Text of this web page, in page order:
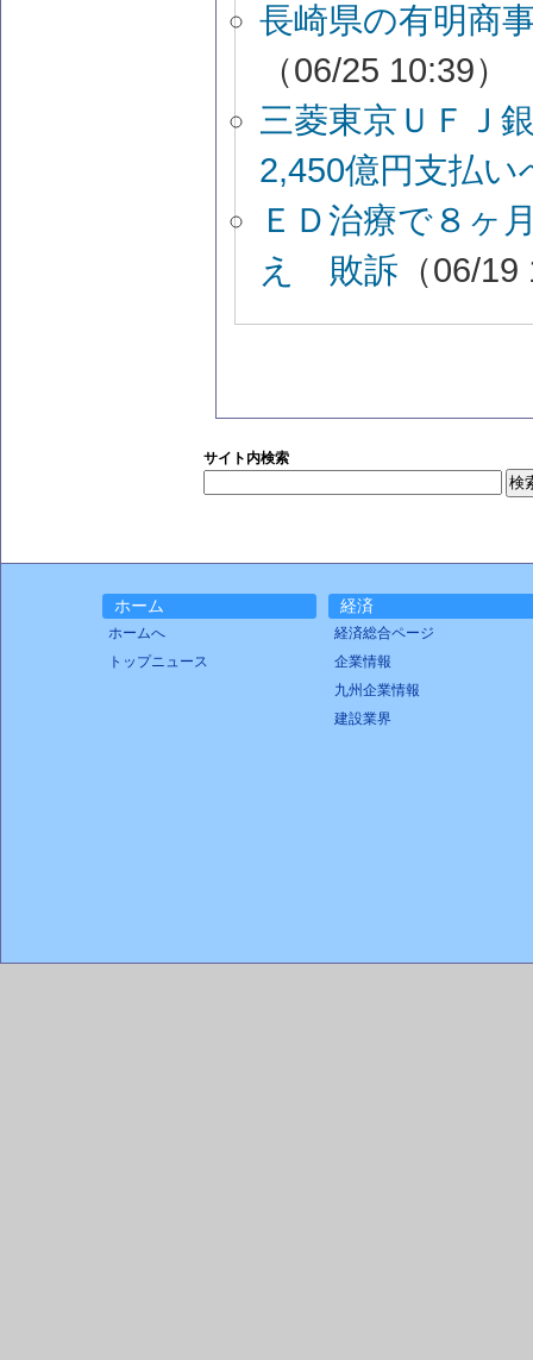
長崎県の有明商
（06/25 10:39）
三菱東京ＵＦＪ
2,450億円支払い
ＥＤ治療で８ヶ
え 敗訴 （06/
サイト内検索
ホーム
ホームへ
トップニュース
経済
経済総合ページ
企業情報
九州企業情報
建設業界